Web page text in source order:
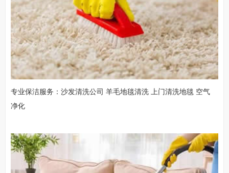
专业保洁服务：沙发清洗公司 羊毛地毯清洗 上门清洗地毯 空气
净化